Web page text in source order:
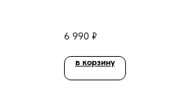
6 990 ₽
в корзину